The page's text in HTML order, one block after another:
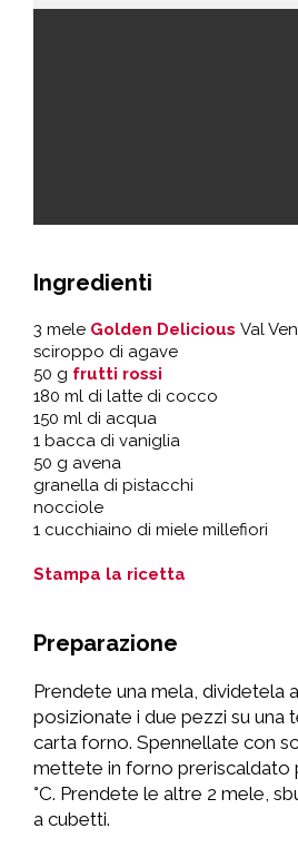
Ingredienti
3 mele Golden Delicious Val
sciroppo di agave
50 g frutti rossi
180 ml di latte di cocco
150 ml di acqua
1 bacca di vaniglia
50 g avena
granella di pistacchi
nocciole
1 cucchiaino di miele millefiori
Stampa la ricetta
Preparazione
Prendete una mela, dividetela
posizionate i due pezzi su una
carta forno. Spennellate con
mettete in forno preriscaldato
°C. Prendete le altre 2 mele,
a cubetti.